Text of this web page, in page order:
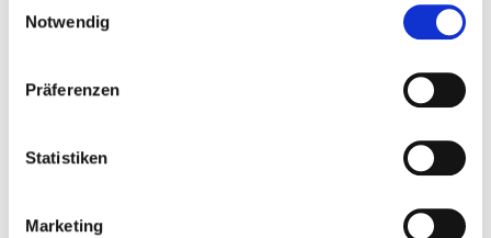
Notwendig
Präferenzen
Statistiken
Marketing